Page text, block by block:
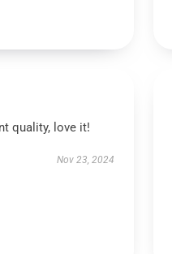
quality, love it!
Nov 23, 2024